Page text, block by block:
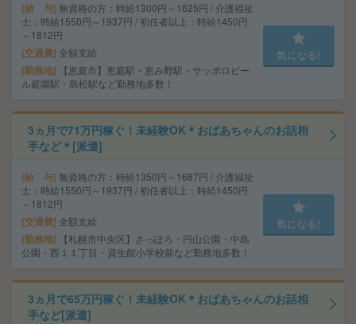
給 与 無資格の方：時給1300円～1625円 / 介護福祉
士：時給1550円～1937円 / 初任者以上：時給1450円
～1812円
交通費 全額支給
勤務地
【恵庭市】恵庭駅・恵み野駅・サッポロビー
ル庭園駅・島松駅など勤務地多数！
気になる!
3ヵ月で71万円稼ぐ！未経験OK＊おばあちゃんのお話相
手など＊[派遣]
給 与 無資格の方：時給1350円～1687円 / 介護福祉
士：時給1550円～1937円 / 初任者以上：時給1450円
～1812円
交通費 全額支給
勤務地
【札幌市中央区】さっぽろ・円山公園・中島
公園・西１１丁目・資生館小学校前など勤務地多数！
気になる!
3ヵ月で65万円稼ぐ！未経験OK＊おばあちゃんのお話相
手など[派遣]